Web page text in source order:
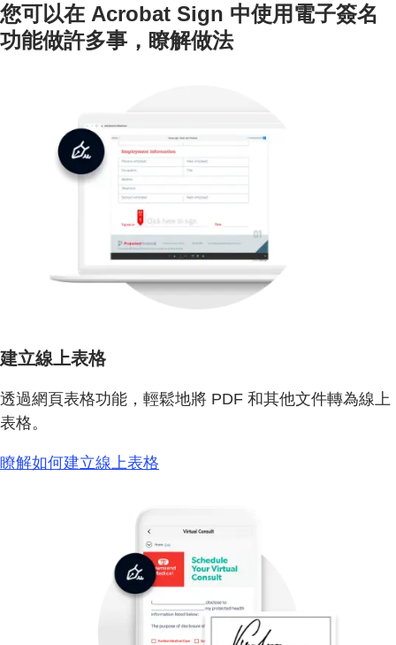
您可以在 Acrobat Sign 中使用電子簽名
功能做許多事，瞭解做法
建立線上表格
透過網頁表格功能，輕鬆地將 PDF 和其他文件轉為線上
表格。
瞭解如何建立線上表格